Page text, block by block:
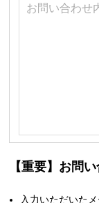
【重要】お問
入力いただいた